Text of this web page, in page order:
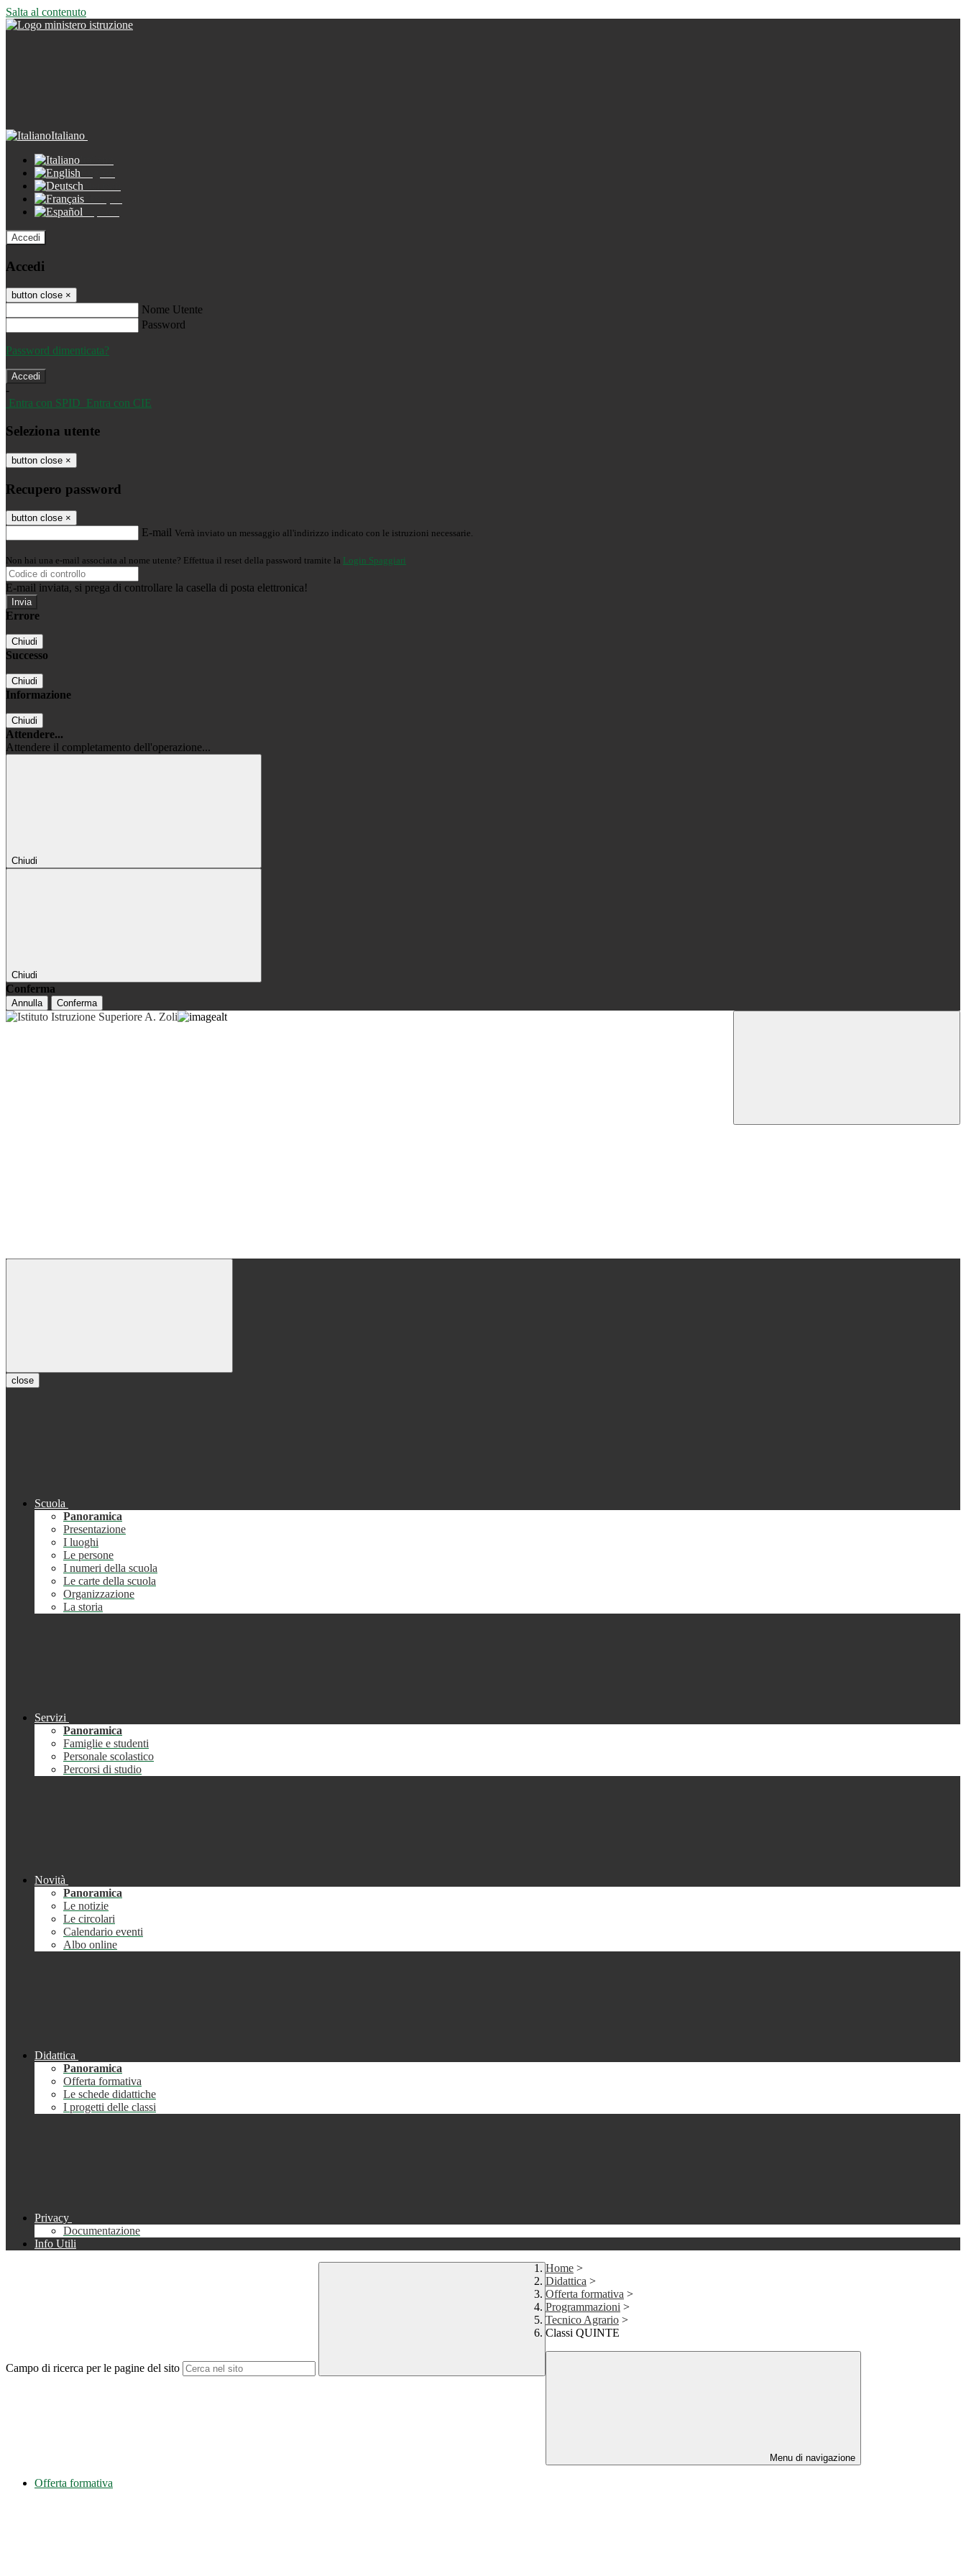
Salta al contenuto
Italiano
Accedi
Accedi
button close ×
Nome Utente
Password
Password dimenticata?
-
Entra con SPID Entra con CIE
Seleziona utente
button close ×
Recupero password
button close ×
E-mail Verrà inviato un messaggio all'indirizzo indicato con le istruzioni necessarie.
Non hai una e-mail associata al nome utente? Effettua il reset della password tramite la Login Spaggiari
E-mail inviata, si prega di controllare la casella di posta elettronica!
Errore
Chiudi
Successo
Chiudi
Informazione
Chiudi
Attendere...
Attendere il completamento dell'operazione...
Chiudi
Chiudi
Conferma
Annulla Conferma
close
Scuola
Panoramica
Presentazione
I luoghi
Le persone
I numeri della scuola
Le carte della scuola
Organizzazione
La storia
Servizi
Panoramica
Famiglie e studenti
Personale scolastico
Percorsi di studio
Novità
Panoramica
Le notizie
Le circolari
Calendario eventi
Albo online
Didattica
Panoramica
Offerta formativa
Le schede didattiche
I progetti delle classi
Privacy
Documentazione
Info Utili
Campo di ricerca per le pagine del sito
Home >
Didattica >
Offerta formativa >
Programmazioni >
Tecnico Agrario >
Classi QUINTE
Menu di navigazione
Offerta formativa